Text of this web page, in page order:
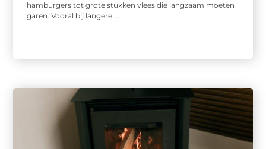
hamburgers tot grote stukken vlees die langzaam moeten
garen. Vooral bij langere ...